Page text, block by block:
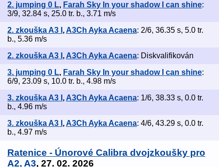
2. jumping 0 L, Farah Sky In your shadow I can shine:
3/9, 32.84 s, 25.0 tr. b., 3.71 m/s
2. zkouška A3 I ,A3Ch Ayka Acaena: 2/6, 36.35 s, 5.0 tr.
b., 5.36 m/s
2. zkouška A3 I , A3Ch Ayka Acaena: Diskvalifikován
3. jumping 0 L, Farah Sky In your shadow I can shine:
6/9, 23.09 s, 10.0 tr. b., 4.98 m/s
3. zkouška A3 I , A3Ch Ayka Acaena: 1/6, 38.33 s, 0.0 tr.
b., 4.96 m/s
3. zkouška A3 I ,A3Ch Ayka Acaena: 4/6, 43.29 s, 0.0 tr.
b., 4.97 m/s
Ratenice - Únorové Calibra dvojzkoušky pro
A2, A3, 27. 02. 2026